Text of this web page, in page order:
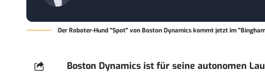
Der Roboter-Hund "Spot" von Boston Dynamics kommt jetzt im
Boston Dynamics ist für seine autonomen